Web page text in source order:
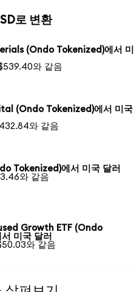
로 변환
(Ondo Tokenized)에서 미
와 같음
(Ondo Tokenized)에서 미국
와 같음
Tokenized)에서 미국 달러
와 같음
Growth ETF (Ondo
미국 달러
와 같음